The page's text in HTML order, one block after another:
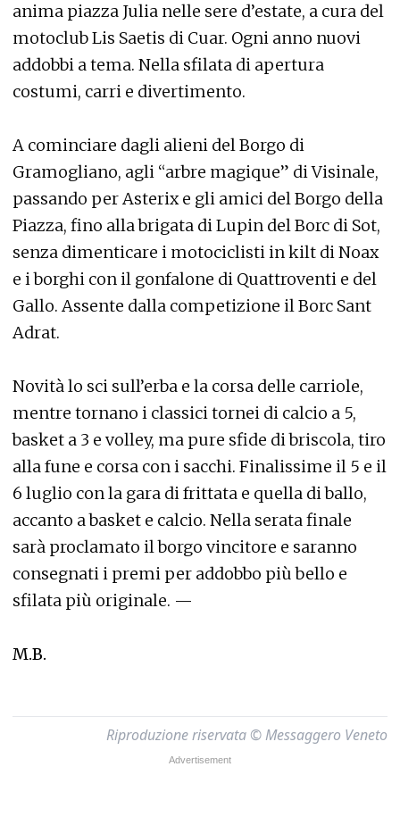
anima piazza Julia nelle sere d’estate, a cura del
motoclub Lis Saetis di Cuar. Ogni anno nuovi
addobbi a tema. Nella sfilata di apertura
costumi, carri e divertimento.
A cominciare dagli alieni del Borgo di
Gramogliano, agli “arbre magique” di Visinale,
passando per Asterix e gli amici del Borgo della
Piazza, fino alla brigata di Lupin del Borc di Sot,
senza dimenticare i motociclisti in kilt di Noax
e i borghi con il gonfalone di Quattroventi e del
Gallo. Assente dalla competizione il Borc Sant
Adrat.
Novità lo sci sull’erba e la corsa delle carriole,
mentre tornano i classici tornei di calcio a 5,
basket a 3 e volley, ma pure sfide di briscola, tiro
alla fune e corsa con i sacchi. Finalissime il 5 e il
6 luglio con la gara di frittata e quella di ballo,
accanto a basket e calcio. Nella serata finale
sarà proclamato il borgo vincitore e saranno
consegnati i premi per addobbo più bello e
sfilata più originale. —
M.B.
Riproduzione riservata © Messaggero Veneto